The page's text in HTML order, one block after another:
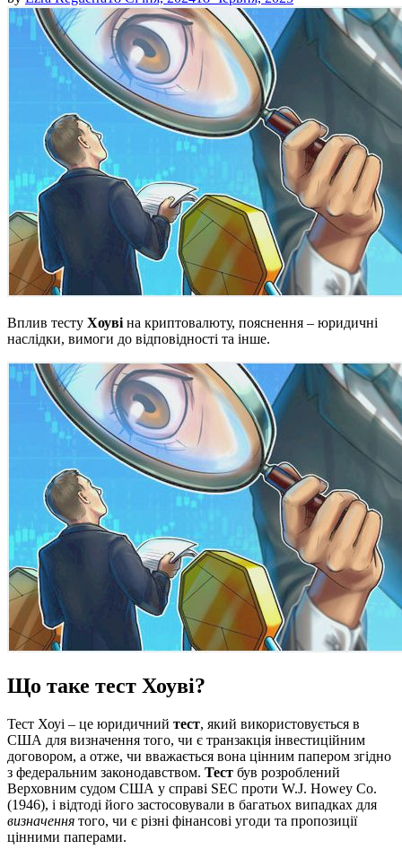
Вплив тесту Хоувіна криптовалюту, пояснення – юридичні
наслідки, вимоги до відповідності та інше.
Що таке тест Хоуві?
Тест Хоуі – це юридичний тест, який використовується в
США для визначення того, чи є транзакція інвестиційним
договором, а отже, чи вважається вона цінним папером згідно
з федеральним законодавством. Тест був розроблений
Верховним судом США у справі SEC проти W.J. Howey Co.
(1946), і відтоді його застосовували в багатьох випадках для
визначення того, чи є різні фінансові угоди та пропозиції
цінними паперами.